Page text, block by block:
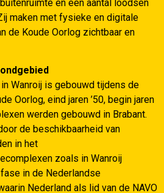
en een aantal loodsen
maken met fysieke en digitale
de Koude Oorlog zichtbaar en
Wanroij is gebouwd tijdens de
Oorlog, eind jaren ’50, begin jaren
werden gebouwd in Brabant.
de beschikbaarheid van
in het
zoals in Wanroij
in de Nederlandse
Nederland als lid van de NAVO